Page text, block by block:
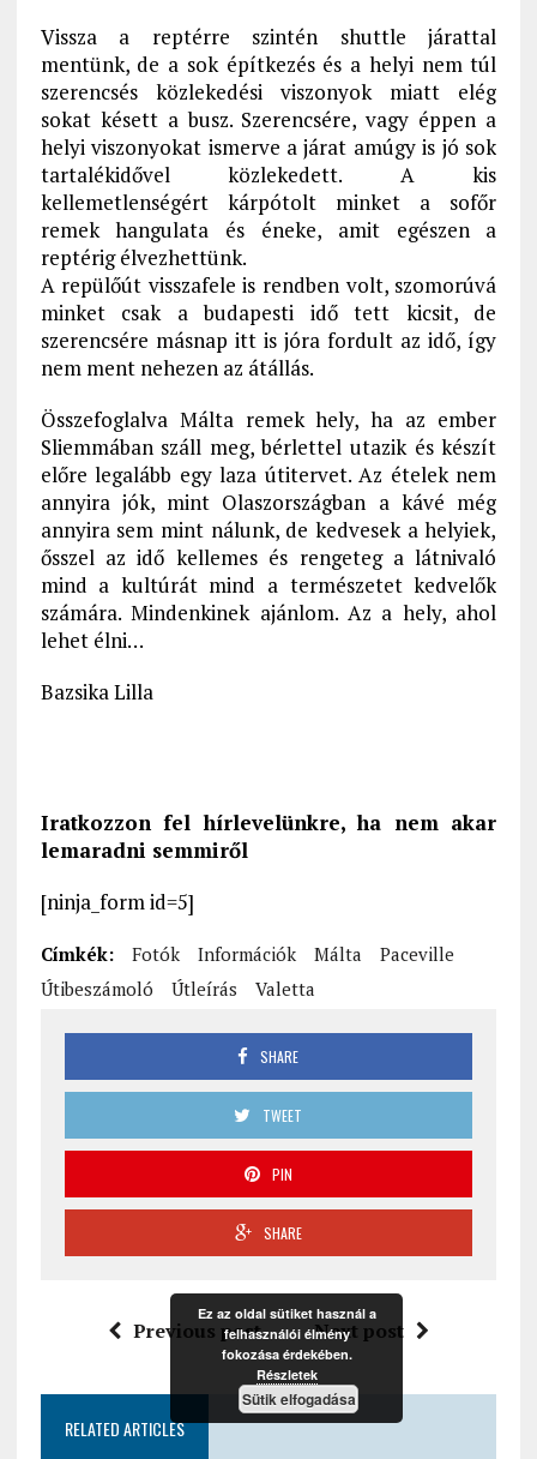
Vissza a reptérre szintén shuttle járattal
mentünk, de a sok építkezés és a helyi nem túl
szerencsés közlekedési viszonyok miatt elég
sokat késett a busz. Szerencsére, vagy éppen a
helyi viszonyokat ismerve a járat amúgy is jó sok
tartalékidővel közlekedett. A kis
kellemetlenségért kárpótolt minket a sofőr
remek hangulata és éneke, amit egészen a
reptérig élvezhettünk.
A repülőút visszafele is rendben volt, szomorúvá
minket csak a budapesti idő tett kicsit, de
szerencsére másnap itt is jóra fordult az idő, így
nem ment nehezen az átállás.
Összefoglalva Málta remek hely, ha az ember
Sliemmában száll meg, bérlettel utazik és készít
előre legalább egy laza útitervet. Az ételek nem
annyira jók, mint Olaszországban a kávé még
annyira sem mint nálunk, de kedvesek a helyiek,
ősszel az idő kellemes és rengeteg a látnivaló
mind a kultúrát mind a természetet kedvelők
számára. Mindenkinek ajánlom. Az a hely, ahol
lehet élni…
Bazsika Lilla
Iratkozzon fel hírlevelünkre, ha nem akar
lemaradni semmiről
[ninja_form id=5]
Címkék: Fotók Információk Málta
Paceville
Útibeszámoló
Útleírás Valetta
SHARE
TWEET
PIN
SHARE
Previous post Next post
RELATED ARTICLES
Ez az oldal sütiket használ a
felhasználói élmény
fokozása érdekében.
Részletek
Sütik elfogadása